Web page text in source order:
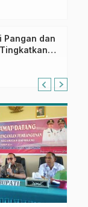
Pangan dan